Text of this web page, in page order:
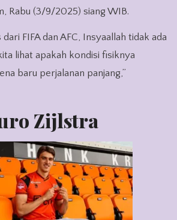
Rabu (3/9/2025) siang WIB.
FIFA dan AFC, Insyaallah tidak ada
lihat apakah kondisi fisiknya
baru perjalanan panjang,”
Zijlstra